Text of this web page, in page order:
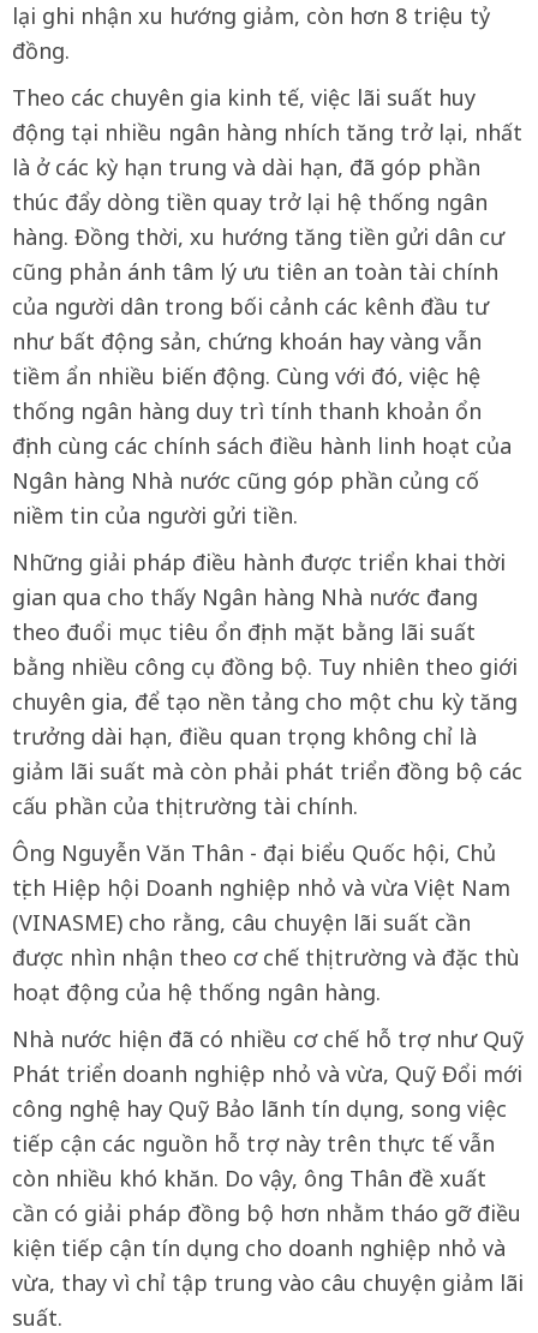
lại ghi nhận xu hướng giảm, còn hơn 8 triệu tỷ
đồng.
Theo các chuyên gia kinh tế, việc lãi suất huy
động tại nhiều ngân hàng nhích tăng trở lại, nhất
là ở các kỳ hạn trung và dài hạn, đã góp phần
thúc đẩy dòng tiền quay trở lại hệ thống ngân
hàng. Đồng thời, xu hướng tăng tiền gửi dân cư
cũng phản ánh tâm lý ưu tiên an toàn tài chính
của người dân trong bối cảnh các kênh đầu tư
như bất động sản, chứng khoán hay vàng vẫn
tiềm ẩn nhiều biến động. Cùng với đó, việc hệ
thống ngân hàng duy trì tính thanh khoản ổn
định cùng các chính sách điều hành linh hoạt của
Ngân hàng Nhà nước cũng góp phần củng cố
niềm tin của người gửi tiền.
Những giải pháp điều hành được triển khai thời
gian qua cho thấy Ngân hàng Nhà nước đang
theo đuổi mục tiêu ổn định mặt bằng lãi suất
bằng nhiều công cụ đồng bộ. Tuy nhiên theo giới
chuyên gia, để tạo nền tảng cho một chu kỳ tăng
trưởng dài hạn, điều quan trọng không chỉ là
giảm lãi suất mà còn phải phát triển đồng bộ các
cấu phần của thị trường tài chính.
Ông Nguyễn Văn Thân - đại biểu Quốc hội, Chủ
tịch Hiệp hội Doanh nghiệp nhỏ và vừa Việt Nam
(VINASME) cho rằng, câu chuyện lãi suất cần
được nhìn nhận theo cơ chế thị trường và đặc thù
hoạt động của hệ thống ngân hàng.
Nhà nước hiện đã có nhiều cơ chế hỗ trợ như Quỹ
Phát triển doanh nghiệp nhỏ và vừa, Quỹ Đổi mới
công nghệ hay Quỹ Bảo lãnh tín dụng, song việc
tiếp cận các nguồn hỗ trợ này trên thực tế vẫn
còn nhiều khó khăn. Do vậy, ông Thân đề xuất
cần có giải pháp đồng bộ hơn nhằm tháo gỡ điều
kiện tiếp cận tín dụng cho doanh nghiệp nhỏ và
vừa, thay vì chỉ tập trung vào câu chuyện giảm lãi
suất.